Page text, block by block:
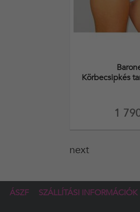
1
Körbecsipkés
next
ÁSZF SZÁLLÍTÁSI INFORMÁCIÓK